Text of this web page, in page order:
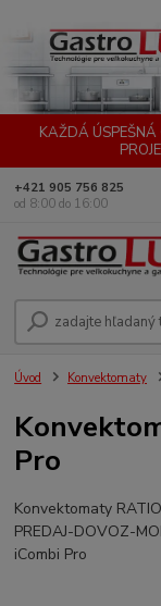
KAŽDÁ
+421 905 756 825
od 8:00 do 16:00
Úvod Konvektomaty
Pro
Konvektomaty
PREDAJ-DOVOZ-
iCombi Pro